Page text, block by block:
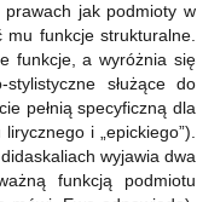
jak podmioty w
funkcje strukturalne.
funkcje, a wyróżnia się
służące do
pełnią specyficzną dla
i „epickiego”).
wyjawia dwa
funkcją podmiotu